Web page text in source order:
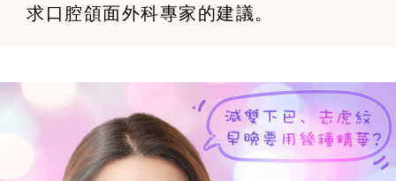
求口腔頜面外科專家的建議。